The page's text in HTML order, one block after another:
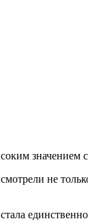
значением
не